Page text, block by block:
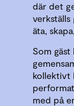
där det
verkställs
äta,
Som
kollektivt
med på